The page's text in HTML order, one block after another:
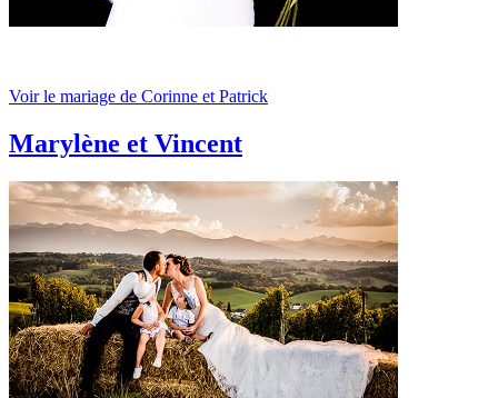
Voir le mariage de Corinne et Patrick
Marylène et Vincent